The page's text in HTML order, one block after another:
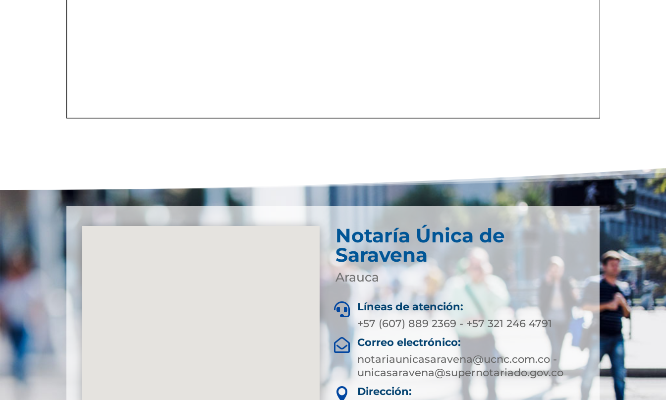
Notaría Única de
Saravena
Arauca

Líneas de atención:
+57 (607) 889 2369 - +57 321 246 4791

Correo electrónico:
notariaunicasaravena@ucnc.com.co -
unicasaravena@supernotariado.gov.co
 Dirección: